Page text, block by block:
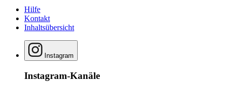
Hilfe
Kontakt
Inhaltsübersicht
Instagram
Instagram-Kanäle